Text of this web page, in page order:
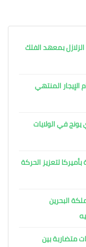
بمعهد الفلك
بنظام الإيجار المنتهي
في الولايات
لتعزيز الحركة
البحرين
متضاربة بين